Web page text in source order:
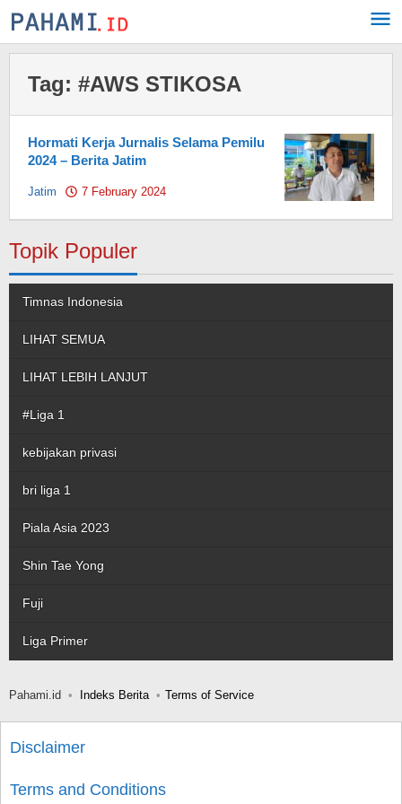
Skip
to
Tag: #AWS STIKOSA
Hormati Kerja Jurnalis Selama Pemilu
2024 – Berita Jatim
Jatim 7 February 2024
Topik Populer
Timnas Indonesia
LIHAT SEMUA
LIHAT LEBIH LANJUT
#Liga 1
kebijakan privasi
bri liga 1
Piala Asia 2023
Shin Tae Yong
Fuji
Liga Primer
Pahami.id Indeks Berita Terms of Service
Disclaimer
Terms and Conditions